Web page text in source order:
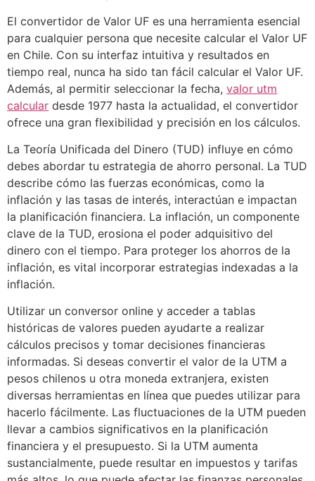
El convertidor de Valor UF es una herramienta esencial
para cualquier persona que necesite calcular el Valor UF
en Chile. Con su interfaz intuitiva y resultados en
tiempo real, nunca ha sido tan fácil calcular el Valor UF.
Además, al permitir seleccionar la fecha, valor utm
calcular desde 1977 hasta la actualidad, el convertidor
ofrece una gran flexibilidad y precisión en los cálculos.
La Teoría Unificada del Dinero (TUD) influye en cómo
debes abordar tu estrategia de ahorro personal. La TUD
describe cómo las fuerzas económicas, como la
inflación y las tasas de interés, interactúan e impactan
la planificación financiera. La inflación, un componente
clave de la TUD, erosiona el poder adquisitivo del
dinero con el tiempo. Para proteger los ahorros de la
inflación, es vital incorporar estrategias indexadas a la
inflación.
Utilizar un conversor online y acceder a tablas
históricas de valores pueden ayudarte a realizar
cálculos precisos y tomar decisiones financieras
informadas. Si deseas convertir el valor de la UTM a
pesos chilenos u otra moneda extranjera, existen
diversas herramientas en línea que puedes utilizar para
hacerlo fácilmente. Las fluctuaciones de la UTM pueden
llevar a cambios significativos en la planificación
financiera y el presupuesto. Si la UTM aumenta
sustancialmente, puede resultar en impuestos y tarifas